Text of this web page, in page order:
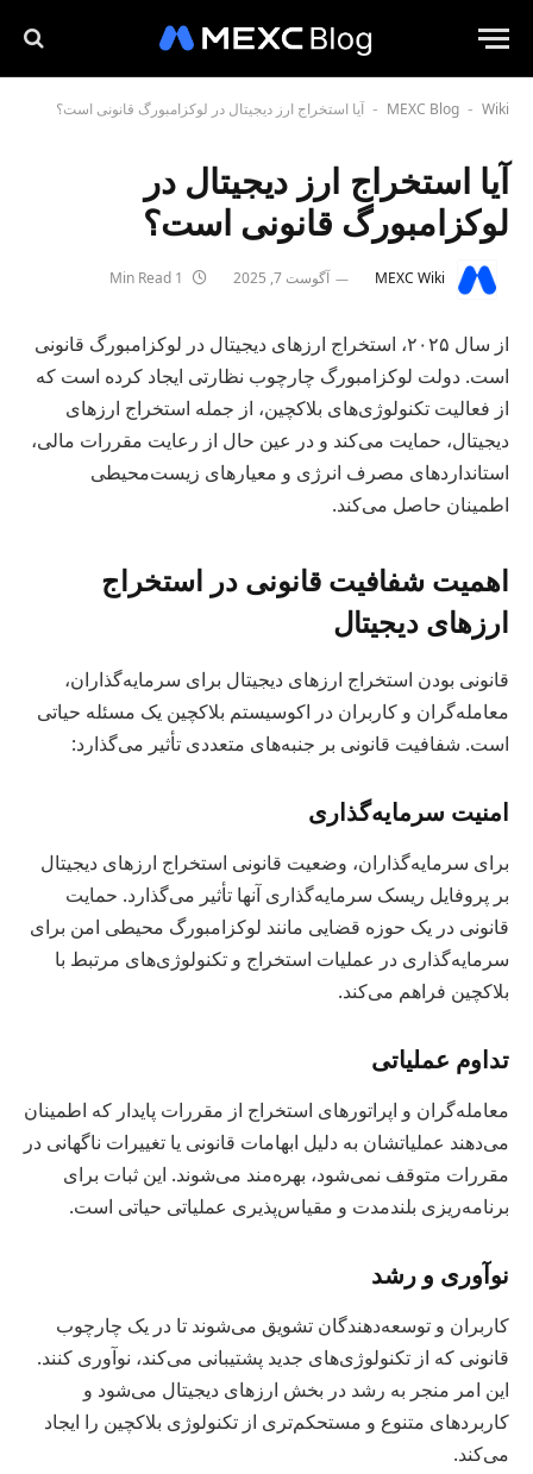
MEXC Blog - Wiki
- آیا استخراج ارز دیجیتال در لوکزامبورگ قانونی است؟
آیا استخراج ارز دیجیتال در
لوکزامبورگ قانونی است؟
MEXC Wiki آگوست 7, 2025
از سال ۲۰۲۵، استخراج ارزهای دیجیتال در لوکزامبورگ قانونی
است. دولت لوکزامبورگ چارچوب نظارتی ایجاد کرده است که
از فعالیت تکنولوژی‌های بلاکچین، از جمله استخراج ارزهای
دیجیتال، حمایت می‌کند و در عین حال از رعایت مقررات مالی،
استانداردهای مصرف انرژی و معیارهای زیست‌محیطی
اطمینان حاصل می‌کند.
اهمیت شفافیت قانونی در استخراج
ارزهای دیجیتال
قانونی بودن استخراج ارزهای دیجیتال برای سرمایه‌گذاران،
معامله‌گران و کاربران در اکوسیستم بلاکچین یک مسئله حیاتی
است. شفافیت قانونی بر جنبه‌های متعددی تأثیر می‌گذارد:
امنیت سرمایه‌گذاری
برای سرمایه‌گذاران، وضعیت قانونی استخراج ارزهای دیجیتال
بر پروفایل ریسک سرمایه‌گذاری آنها تأثیر می‌گذارد. حمایت
قانونی در یک حوزه قضایی مانند لوکزامبورگ محیطی امن برای
سرمایه‌گذاری در عملیات استخراج و تکنولوژی‌های مرتبط با
بلاکچین فراهم می‌کند.
تداوم عملیاتی
معامله‌گران و اپراتورهای استخراج از مقررات پایدار که اطمینان
می‌دهند عملیاتشان به دلیل ابهامات قانونی یا تغییرات ناگهانی در
مقررات متوقف نمی‌شود، بهره‌مند می‌شوند. این ثبات برای
برنامه‌ریزی بلندمدت و مقیاس‌پذیری عملیاتی حیاتی است.
نوآوری و رشد
کاربران و توسعه‌دهندگان تشویق می‌شوند تا در یک چارچوب
قانونی که از تکنولوژی‌های جدید پشتیبانی می‌کند، نوآوری کنند.
این امر منجر به رشد در بخش ارزهای دیجیتال می‌شود و
کاربردهای متنوع و مستحکم‌تری از تکنولوژی بلاکچین را ایجاد
می‌کند.